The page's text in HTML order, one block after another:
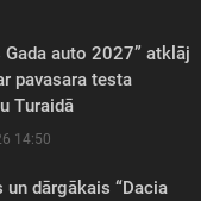
Gada auto 2027” atklāj
pavasara testa
Turaidā
14:50
un dārgākais “Dacia